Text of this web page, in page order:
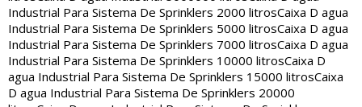
Industrial Para Sistema De Sprinklers 2000 litrosCaixa D agua
Industrial Para Sistema De Sprinklers 5000 litrosCaixa D agua
Industrial Para Sistema De Sprinklers 7000 litrosCaixa D agua
Industrial Para Sistema De Sprinklers 10000 litrosCaixa D
agua Industrial Para Sistema De Sprinklers 15000 litrosCaixa
D agua Industrial Para Sistema De Sprinklers 20000